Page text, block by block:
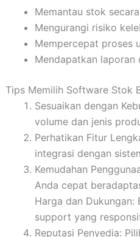
Memantau stok
Mengurangi risiko
Mempercepat proses
Mendapatkan laporan
Tips Memilih Software Stok
Sesuaikan dengan
volume dan jenis
Perhatikan Fitur
integrasi dengan
Kemudahan
Anda cepat
Harga dan Dukungan:
support yang
Reputasi Penyedia: